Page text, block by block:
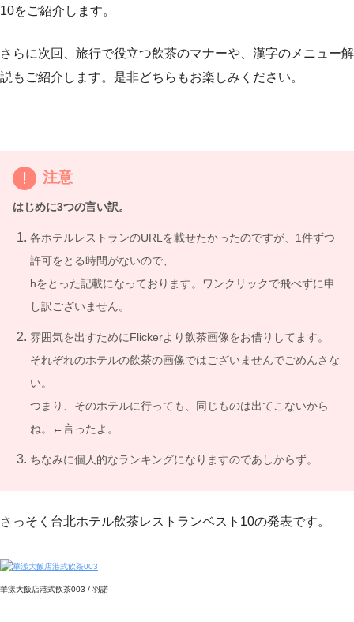
10をご紹介します。
さらに次回、旅行で役立つ飲茶のマナーや、漢字のメニュー解
説もご紹介します。是非どちらもお楽しみください。
注意
はじめに3つの言い訳。
各ホテルレストランのURLを載せたかったのですが、1件ずつ
許可をとる時間がないので、
hをとった記載になっております。ワンクリックで飛べずに申
し訳ございません。
雰囲気を出すためにFlickerより飲茶画像をお借りしてます。
それぞれのホテルの飲茶の画像ではございませんでごめんさな
い。
つまり、そのホテルに行っても、同じものは出てこないから
ね。←言ったよ。
ちなみに個人的なランキングになりますのであしからず。
さっそく台北ホテル飲茶レストランベスト10の発表です。
華漾大飯店港式飲茶003 / 羽諾